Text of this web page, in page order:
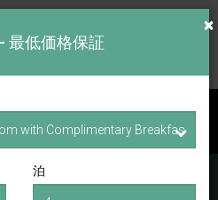
チェックアウト日
×
最低価格保証
泊